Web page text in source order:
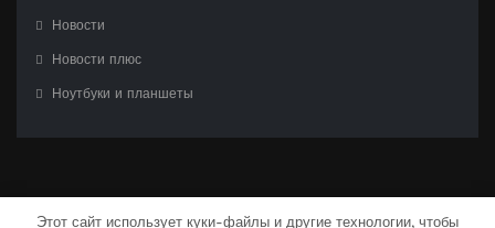
Новости
Новости плюс
Ноутбуки и планшеты
Этот сайт использует куки-файлы и другие технологии, чтобы